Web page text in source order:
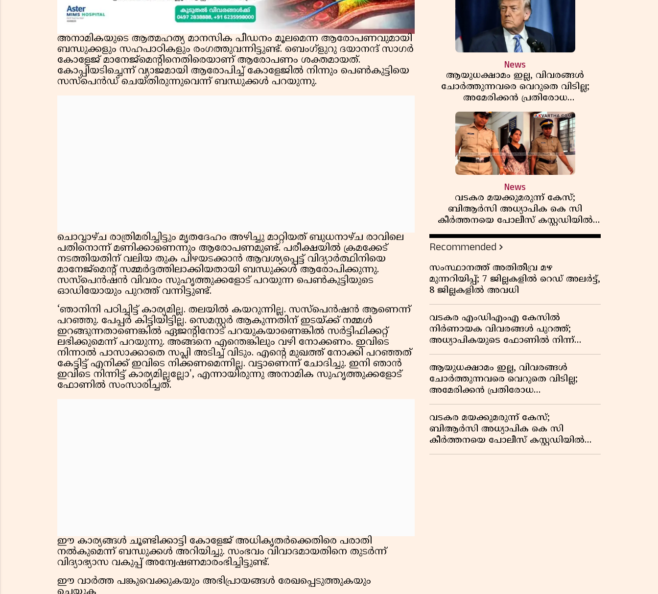
അനാമികയുടെ ആത്മഹത്യ മാനസിക പീഡനം മൂലമെന്ന ആരോപണവുമായി
ബന്ധുക്കളും സഹപാഠികളും രംഗത്തുവന്നിട്ടുണ്ട്. ബെംഗ്ളുറു ദയാനന്ദ് സാഗര്‍
കോളേജ് മാനേജ്‌മെന്റിനെതിരെയാണ് ആരോപണം ശക്തമായത്.
കോപ്പിയടിച്ചെന്ന് വ്യാജമായി ആരോപിച്ച് കോളേജില്‍ നിന്നും പെണ്‍കുട്ടിയെ
സസ്‌പെന്‍ഡ് ചെയ്തിരുന്നുവെന്ന് ബന്ധുക്കൾ പറയുന്നു.
ചൊവ്വാഴ്ച രാത്രിമരിച്ചിട്ടും മൃതദേഹം അഴിച്ചു മാറ്റിയത് ബുധനാഴ്ച രാവിലെ
പതിനൊന്ന് മണിക്കാണെന്നും ആരോപണമുണ്ട്. പരീക്ഷയില്‍ ക്രമക്കേട്
നടത്തിയതിന് വലിയ തുക പിഴയടക്കാന്‍ ആവശ്യപ്പെട്ട് വിദ്യാര്‍ത്ഥിനിയെ
മാനേജ്മെന്റ് സമ്മര്‍ദ്ദത്തിലാക്കിയതായി ബന്ധുക്കൾ ആരോപിക്കുന്നു.
സസ്‌പെന്‍ഷന്‍ വിവരം സുഹൃത്തുക്കളോട് പറയുന്ന പെണ്‍കുട്ടിയുടെ
ഓഡിയോയും പുറത്ത് വന്നിട്ടുണ്ട്.
‘ഞാനിനി പഠിച്ചിട്ട് കാര്യമില്ല. തലയില്‍ കയറുന്നില്ല. സസ്‌പെന്‍ഷന്‍ ആണെന്ന്
പറഞ്ഞു. പേപ്പര്‍ കിട്ടിയിട്ടില്ല. സെമസ്റ്റര്‍ ആകുന്നതിന് ഇടയ്ക്ക് നമ്മള്‍
ഇറങ്ങുന്നതാണെങ്കില്‍ ഏജന്റിനോട് പറയുകയാണെങ്കില്‍ സര്‍ട്ടിഫിക്കറ്റ്
ലഭിക്കുമെന്ന് പറയുന്നു. അങ്ങനെ എന്തെങ്കിലും വഴി നോക്കണം. ഇവിടെ
നിന്നാല്‍ പാസാക്കാതെ സപ്ലി അടിച്ച് വിടും. എന്റെ മുഖത്ത് നോക്കി പറഞ്ഞത്
കേട്ടിട്ട് എനിക്ക് ഇവിടെ നിക്കണമെന്നില്ല. വട്ടാണെന്ന് ചോദിച്ചു. ഇനി ഞാന്‍
ഇവിടെ നിന്നിട്ട് കാര്യമില്ലല്ലോ', എന്നായിരുന്നു അനാമിക സുഹൃത്തുക്കളോട്
ഫോണില്‍ സംസാരിച്ചത്.
ഈ കാര്യങ്ങൾ ചൂണ്ടിക്കാട്ടി കോളേജ് അധികൃതർക്കെതിരെ പരാതി
നൽകുമെന്ന് ബന്ധുക്കൾ അറിയിച്ചു. സംഭവം വിവാദമായതിനെ തുടർന്ന്
വിദ്യാഭ്യാസ വകുപ്പ് അന്വേഷണമാരംഭിച്ചിട്ടുണ്ട്.
ഈ വാർത്ത പങ്കുവെക്കുകയും അഭിപ്രായങ്ങൾ രേഖപ്പെടുത്തുകയും
News
ആയുധക്ഷാമം ഇല്ല, വിവരങ്ങൾ
ചോർത്തുന്നവരെ വെറുതെ വിടില്ല;
അമേരിക്കൻ പ്രതിരോധ
സെക്രട്ടറിയുമായി കൊമ്പുകോർത്ത്
ട്രംപ്
News
വടകര മയക്കുമരുന്ന് കേസ്;
ബിആർസി അധ്യാപിക കെ സി
കീർത്തനയെ പോലീസ് കസ്റ്റഡിയിൽ
വിട്ടു
Recommended
സംസ്ഥാനത്ത് അതിതീവ്ര മഴ
മുന്നറിയിപ്പ്; 7 ജില്ലകളിൽ റെഡ് അലർട്ട്,
8 ജില്ലകളിൽ അവധി
വടകര എംഡിഎംഎ കേസിൽ
നിർണായക വിവരങ്ങൾ പുറത്ത്;
അധ്യാപികയുടെ ഫോണിൽ നിന്ന്
ലഹരി ഇടപാട് ചാറ്റുകൾ കണ്ടെത്തി
ആയുധക്ഷാമം ഇല്ല, വിവരങ്ങൾ
ചോർത്തുന്നവരെ വെറുതെ വിടില്ല;
അമേരിക്കൻ പ്രതിരോധ
സെക്രട്ടറിയുമായി കൊമ്പുകോർത്ത്
ട്രംപ്
വടകര മയക്കുമരുന്ന് കേസ്;
ബിആർസി അധ്യാപിക കെ സി
കീർത്തനയെ പോലീസ് കസ്റ്റഡിയിൽ
വിട്ടു